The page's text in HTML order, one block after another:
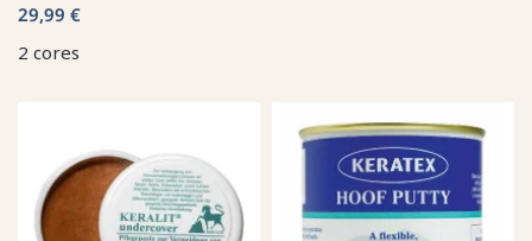
29,99 €
2 cores